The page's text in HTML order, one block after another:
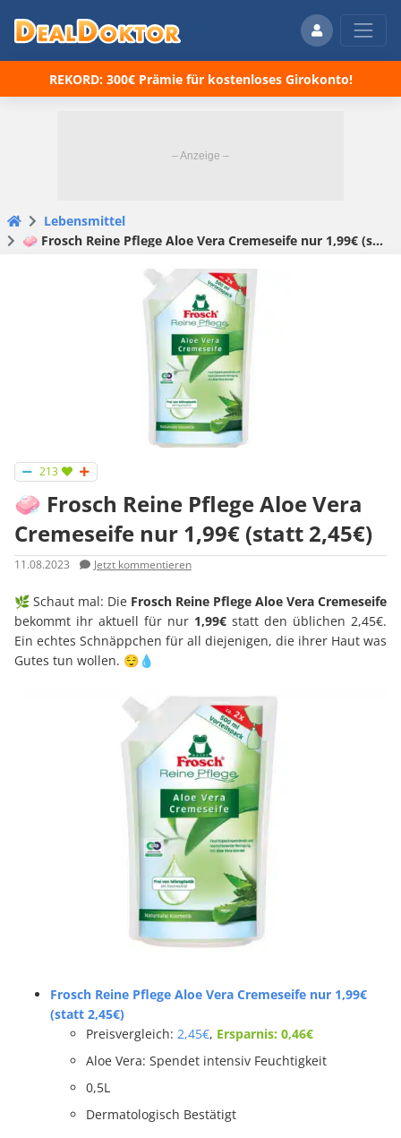
REKORD: 300€ Prämie für kostenloses Girokonto!
Lebensmittel
🧼 Frosch Reine Pflege Aloe Vera Cremeseife nur 1,99€ (statt 2,45€)
213
🧼 Frosch Reine Pflege Aloe Vera
Cremeseife nur 1,99€ (statt 2,45€)
11.08.2023 Jetzt kommentieren
🌿 Schaut mal: Die Frosch Reine Pflege Aloe Vera Cremeseife
bekommt ihr aktuell für nur 1,99€ statt den üblichen 2,45€.
Ein echtes Schnäppchen für all diejenigen, die ihrer Haut was
Gutes tun wollen. 😌💧
Frosch Reine Pflege Aloe Vera Cremeseife nur 1,99€
(statt 2,45€)
Preisvergleich: 2,45€, Ersparnis: 0,46€
Aloe Vera: Spendet intensiv Feuchtigkeit
0,5L
Dermatologisch Bestätigt